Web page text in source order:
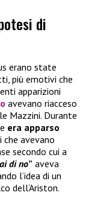
di
erano state
più emotivi che
apparizioni
avevano riacceso
Mazzini. Durante
era apparso
che avevano
secondo cui a
di no” aveva
l’idea di un
dell’Ariston.